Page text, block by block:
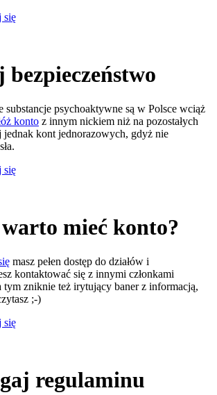
się
bezpieczeństwo
substancje psychoaktywne są w Polsce wciąż
konto z innym nickiem niż na pozostałych
jednak kont jednorazowych, gdyż nie
się
mieć konto?
masz pełen dostęp do działów i
kontaktować się z innymi członkami
tym zniknie też irytujący baner z informacją,
;-)
się
regulaminu